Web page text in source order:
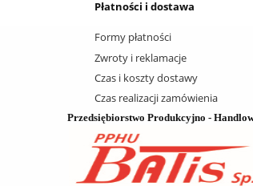
Płatności i dostawa
Formy płatności
Zwroty i reklamacje
Czas i koszty dostawy
Czas realizacji zamówienia
Przedsiębiorstwo Produkcyjno -